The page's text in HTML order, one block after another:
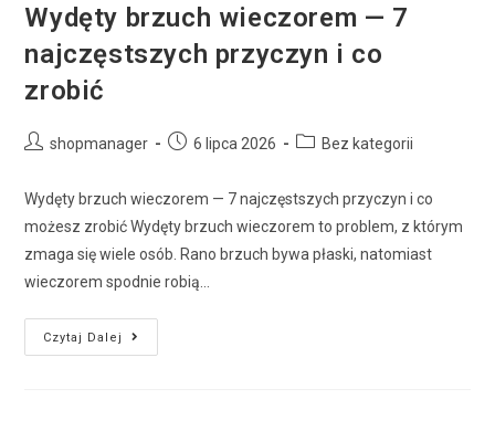
Wydęty brzuch wieczorem — 7
najczęstszych przyczyn i co
zrobić
shopmanager 6 lipca 2026 Bez kategorii
Wydęty brzuch wieczorem — 7 najczęstszych przyczyn i co
możesz zrobić Wydęty brzuch wieczorem to problem, z którym
zmaga się wiele osób. Rano brzuch bywa płaski, natomiast
wieczorem spodnie robią…
Czytaj Dalej